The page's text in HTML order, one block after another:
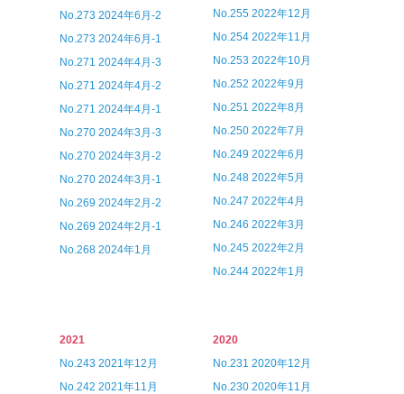
No.273 2024年6月-2
No.273 2024年6月-1
No.271 2024年4月-3
No.271 2024年4月-2
No.271 2024年4月-1
No.270 2024年3月-3
No.270 2024年3月-2
No.270 2024年3月-1
No.269 2024年2月-2
No.269 2024年2月-1
No.268 2024年1月
No.255 2022年12月
No.254 2022年11月
No.253 2022年10月
No.252 2022年9月
No.251 2022年8月
No.250 2022年7月
No.249 2022年6月
No.248 2022年5月
No.247 2022年4月
No.246 2022年3月
No.245 2022年2月
No.244 2022年1月
2021
No.243 2021年12月
No.242 2021年11月
2020
No.231 2020年12月
No.230 2020年11月